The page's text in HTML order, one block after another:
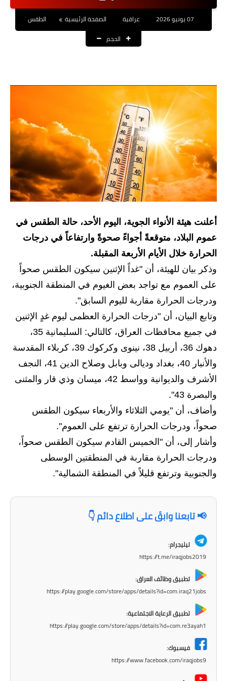
نتائج التعيينات
العقود والاجور اليومية
قطع الاراضي
اخبار العراق
الاخبار السياسية
الاخبار الامنية
الاخبار الاقتصادية
الاخبار الرياضية
المدارس
اخبار وقرارات وزارة التربية
نتائج الامتحانات
المرحلة الابتدائية
المرحلة المتوسطة
المرحلة الاعدادية
اسئلة وزارية
المرحلة الابتدائية
المرحلة المتوسطة
مرشحات
المرحلة الاعدادية
عراقية الصفحة الرئيسية
الطقس
الحجم
أعلنت هيئة الأنواء الجوية، اليوم الأحد، حالة الطقس في
عموم البلاد، متوقعةً أجواءً صحوةً وارتفاعاً في درجات
الحرارة خلال الأيام الأربعة المقبلة.
وذكر بيان للهيئة، أن "غداً الإثنين سيكون الطقس صحواً
على العموم مع تواجد بعض الغيوم في المنطقة الجنوبية،
ودرجات الحرارة مقاربة لليوم السابق".
وتابع البيان، أن "درجات الحرارة العظمى ليوم غدٍ الإثنين
في جميع محافظات العراق، كالتالي: السليمانية 35،
دهوك 36، أربيل 38، نينوى وكركوك 39، كربلاء المقدسة
والأنبار 40، بغداد وديالى وبابل وصلاح الدين 41، النجف
الأشرف والديوانية وواسط 42، ميسان وذي قار والمثنى
والبصرة 43".
وأضاف، أن "يومي الثلاثاء والأربعاء سيكون الطقس
صحواً، ودرجات الحرارة ترتفع على العموم".
وأشار إلى، أن "الخميس القادم سيكون الطقس صحواً،
ودرجات الحرارة مقاربة في المنطقتين الوسطى
والجنوبية وترتفع قليلاً في المنطقة الشمالية".
📢 تابعنا وابقَ على اطلاع دائم 👇
تيليجرام:
https://t.me/iraqjobs2019
تطبيق وظائف العراق:
https://play.google.com/store/apps/details?id=com.iraq21jobs
تطبيق الرعاية الاجتماعية:
https://play.google.com/store/apps/details?id=com.re3ayah1
فيسبوك:
https://www.facebook.com/iraqjobs9